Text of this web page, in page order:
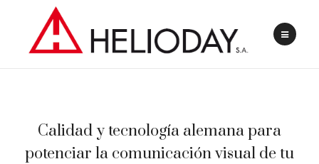
Calidad y tecnología alemana para
potenciar la comunicación visual de tu